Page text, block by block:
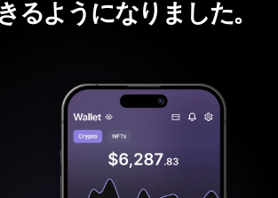
るようになりました。